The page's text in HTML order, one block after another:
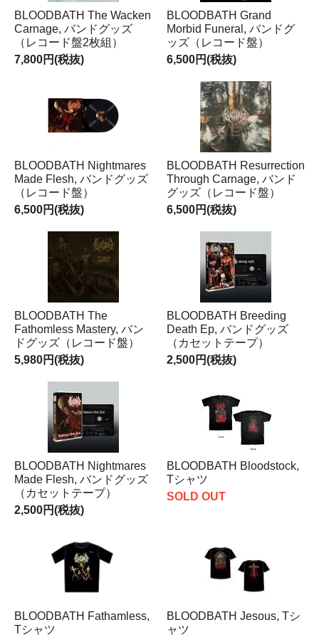
BLOODBATH The Wacken
Carnage, バンドグッズ
（レコード盤2枚組）
7,800円(税抜)
BLOODBATH Grand
Morbid Funeral, バンドグ
ッズ（レコード盤）
6,500円(税抜)
BLOODBATH Nightmares
Made Flesh, バンドグッズ
（レコード盤）
6,500円(税抜)
BLOODBATH Resurrection
Through Carnage, バンド
グッズ（レコード盤）
6,500円(税抜)
BLOODBATH The
Fathomless Mastery, バン
ドグッズ（レコード盤）
5,980円(税抜)
BLOODBATH Breeding
Death Ep, バンドグッズ
（カセットテープ）
2,500円(税抜)
BLOODBATH Nightmares
Made Flesh, バンドグッズ
（カセットテープ）
2,500円(税抜)
BLOODBATH Bloodstock,
Tシャツ
SOLD OUT
BLOODBATH Fathamless,
Tシャツ
BLOODBATH Jesous, Tシ
ャツ